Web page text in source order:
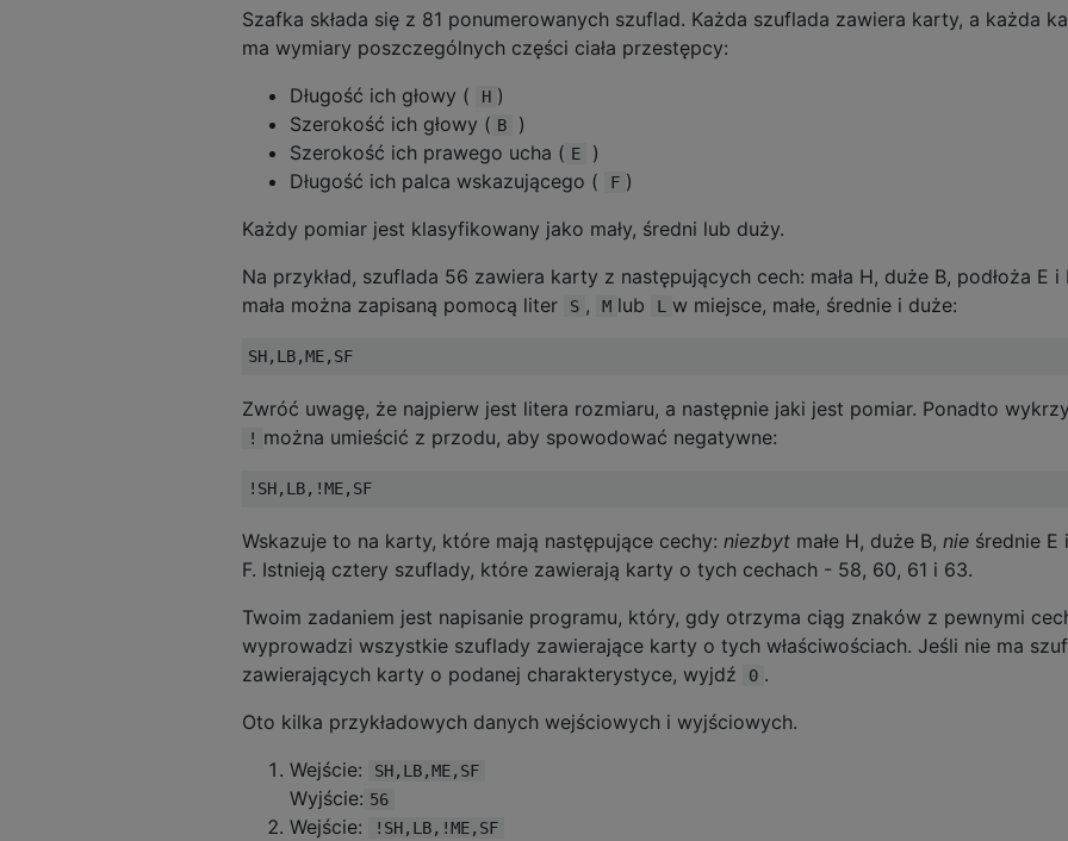
Szafka składa się z 81 ponumerowanych szuflad. Każda szuflada zawiera karty, a każda
ma wymiary poszczególnych części ciała przestępcy:
Długość ich głowy (
H )
Szerokość ich głowy ( B
)
Szerokość ich prawego ucha ( E
)
Długość ich palca wskazującego (
F )
Każdy pomiar jest klasyfikowany jako mały, średni lub duży.
Na przykład, szuflada 56 zawiera karty z następujących cech: mała H, duże B, podłoża E i
mała można zapisaną pomocą liter
S , M lub L w miejsce, małe, średnie i duże:
Zwróć uwagę, że najpierw jest litera rozmiaru, a następnie jaki jest pomiar. Ponadto
! można umieścić z przodu, aby spowodować negatywne:
Wskazuje to na karty, które mają następujące cechy: niezbyt małe H, duże B, nie średnie E
F. Istnieją cztery szuflady, które zawierają karty o tych cechach - 58, 60, 61 i 63.
Twoim zadaniem jest napisanie programu, który, gdy otrzyma ciąg znaków z pewnymi
wyprowadzi wszystkie szuflady zawierające karty o tych właściwościach. Jeśli nie ma
zawierających karty o podanej charakterystyce, wyjdź
0 .
Oto kilka przykładowych danych wejściowych i wyjściowych.
Wejście:
SH,LB,ME,SF
Wyjście: 56
Wejście: !SH,LB,!ME,SF